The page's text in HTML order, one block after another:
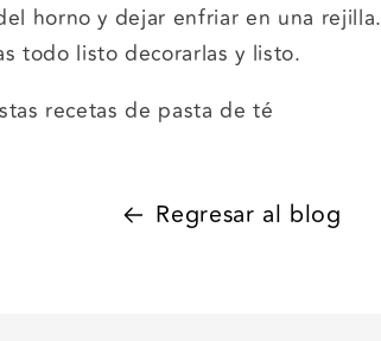
horno y dejar enfriar en una rejilla.
todo listo decorarlas y listo.
recetas de pasta de té
Regresar al blog